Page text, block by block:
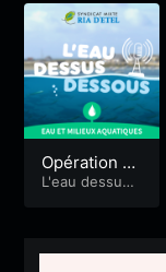
Opération n
ettoyage de
L'eau dessus